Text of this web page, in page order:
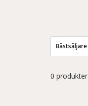
Bästsäljare
0 produkter